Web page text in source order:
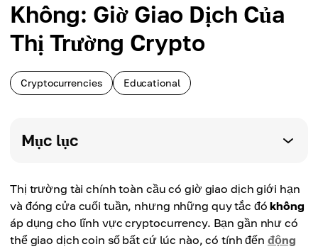
Không: Giờ Giao Dịch Của
Thị Trường Crypto
Cryptocurrencies Educational
Mục lục
Thị trường tài chính toàn cầu có giờ giao dịch giới hạn
và đóng cửa cuối tuần, nhưng những quy tắc đókhông
áp dụng cho lĩnh vực cryptocurrency. Bạn gần như có
thể giao dịch coin số bất cứ lúc nào, có tính đếnđộng